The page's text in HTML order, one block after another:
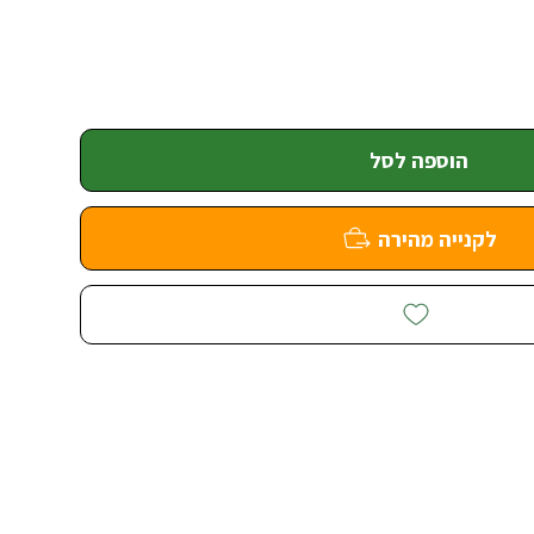
הוספה לסל
לקנייה מהירה